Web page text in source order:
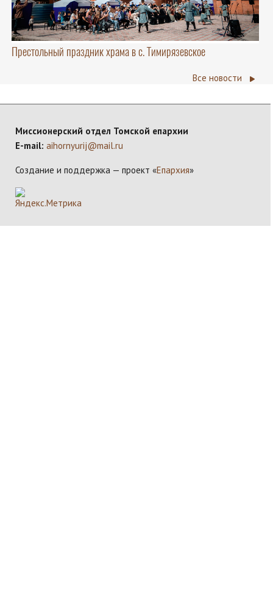
Престольный праздник храма в с. Тимирязевское
Все новости
Миссионерский отдел Томской епархии
E-mail: aihornyurij@mail.ru
Создание и поддержка — проект «Епархия»